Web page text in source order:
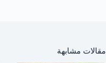
مقالات مشابهة